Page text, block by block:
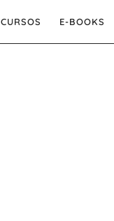
CURSOS E-BOOKS